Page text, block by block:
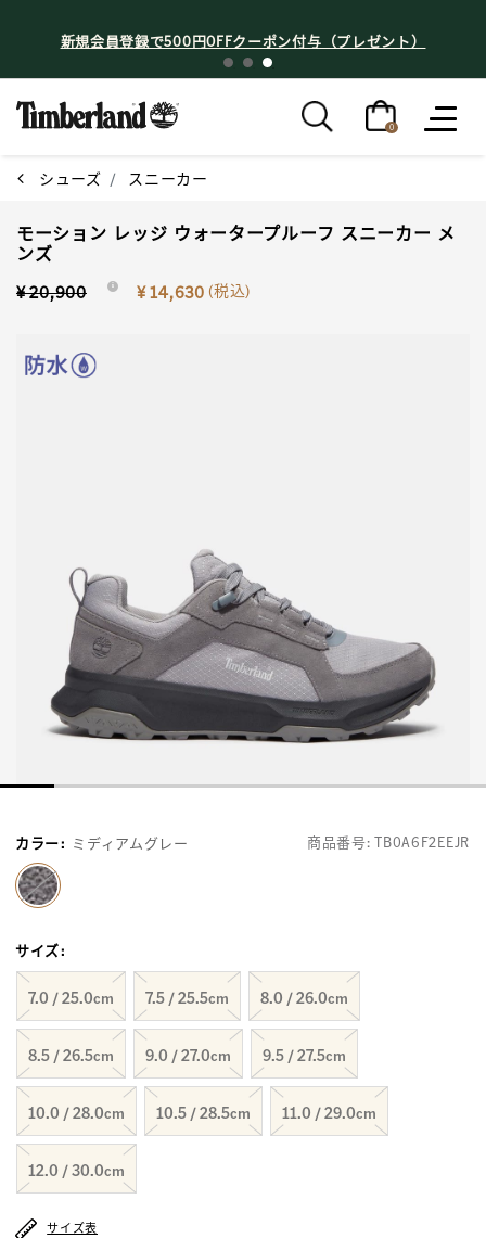
新規会員登録で500円OFFクーポン付与（プレゼント）
0
シューズ スニーカー
モーション レッジ ウォータープルーフ スニーカー メ
ンズ
Price reduced from
¥ 20,900to i ¥ 14,630 (税込)
商品番号:TB0A6F2EEJR
カラー: ミディアムグレー
サイズ:
7.0 / 25.0cm 7.5 / 25.5cm 8.0 / 26.0cm
8.5 / 26.5cm 9.0 / 27.0cm 9.5 / 27.5cm
10.0 / 28.0cm 10.5 / 28.5cm 11.0 / 29.0cm
12.0 / 30.0cm
サイズ表